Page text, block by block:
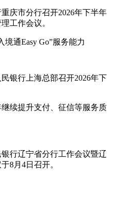
庆市分行召开2026年下半年
工作会议。
通Easy Go”服务能力
银行上海总部召开2026年下
续提升支付、征信等服务质
行辽宁省分行工作会议暨辽
8月4日召开。